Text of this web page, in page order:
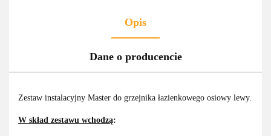
Opis
Dane o producencie
Zestaw instalacyjny Master do grzejnika łazienkowego osiowy lewy.
W skład zestawu wchodzą: